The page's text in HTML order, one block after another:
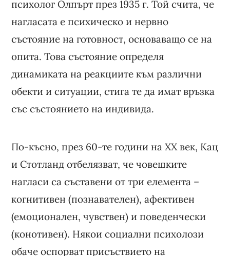
психолог Олпърт през 1935 г. Той счита, че
нагласата е психическо и нервно
състояние на готовност, основаващо се на
опита. Това състояние определя
динамиката на реакциите към различни
обекти и ситуации, стига те да имат връзка
със състоянието на индивида.
По-късно, през 60-те години на ХХ век, Кац
и Стотланд отбелязват, че човешките
нагласи са съставени от три елемента –
когнитивен (познавателен), афективен
(емоционален, чувствен) и поведенчески
(конотивен). Някои социални психолози
обаче оспорват присъствието на